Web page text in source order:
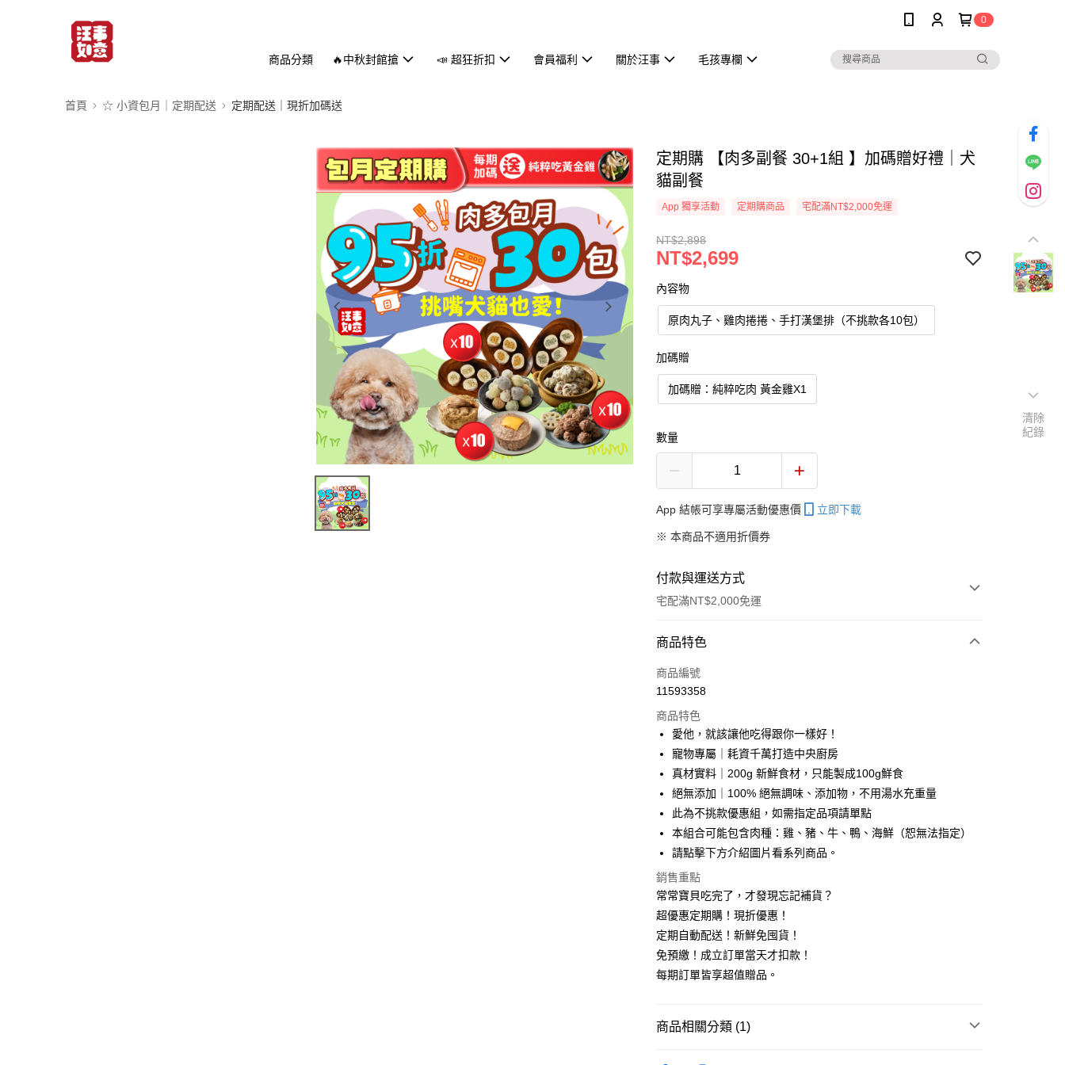
0
商品分類 🔥中秋封館搶 📣 超狂折扣 會員福利 關於汪事 毛孩專欄
首頁 ☆ 小資包月｜定期配送 定期配送｜現折加碼送
定期購 【肉多副餐 30+1組 】加碼贈好禮｜犬
貓副餐
App 獨享活動 定期購商品 宅配滿NT$2,000免運
NT$2,898
NT$2,699
內容物
原肉丸子、雞肉捲捲、手打漢堡排（不挑款各10包）
加碼贈
加碼贈：純粹吃肉 黃金雞X1
數量
App 結帳可享專屬活動優惠價 立即下載
※ 本商品不適用折價券
付款與運送方式
宅配滿NT$2,000免運
付款方式
信用卡一次付款
運送方式
【黑貓宅配】冷凍配送
滿 NT$2,000 (含以上) 免運費
【黑貓宅配-離島】冷凍配送
商品特色
商品編號
11593358
商品特色
愛他，就該讓他吃得跟你一樣好！
​寵物專屬｜耗資千萬打造中央廚房
真材實料｜200g 新鮮食材，只能製成100g鮮食
絕無添加｜100% 絕無調味、添加物，不用湯水充重量
此為不挑款優惠組，如需指定品項請單點
本組合可能包含肉種：雞、豬、牛、鴨、海鮮（恕無法指定）
請點擊下方介紹圖片看系列商品。
銷售重點
常常寶貝吃完了，才發現忘記補貨？
超優惠定期購！現折優惠！
定期自動配送！新鮮免囤貨！
免預繳！成立訂單當天才扣款！
每期訂單皆享超值贈品。
商品相關分類 (1)
清除
紀錄